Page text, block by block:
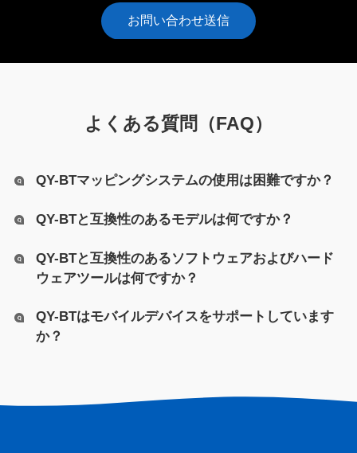
お問い合わせ送信
よくある質問（FAQ）
QY-BTマッピングシステムの使用は困難ですか？
QY-BTと互換性のあるモデルは何ですか？
QY-BTと互換性のあるソフトウェアおよびハード
ウェアツールは何ですか？
QY-BTはモバイルデバイスをサポートしています
か？